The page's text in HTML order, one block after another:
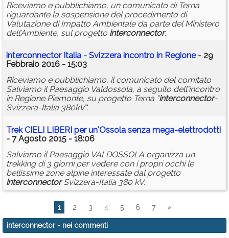
Riceviamo e pubblichiamo, un comunicato di Terna
riguardante la sospensione del procedimento di
Valutazione di Impatto Ambientale da parte del Ministero
dell’Ambiente, sul progetto interconnector.
interconnectorItalia - Svizzera incontro in Regione- 29
Febbraio 2016 - 15:03
Riceviamo e pubblichiamo, il comunicato del comitato
Salviamo il Paesaggio Valdossola, a seguito dell'incontro
in Regione Piemonte, su progetto Terna "interconnector-
Svizzera-Italia 380kV".
Trek CIELI LIBERI per un'Ossola senza mega-elettrodotti
- 7 Agosto 2015 - 18:06
Salviamo il Paesaggio VALDOSSOLA organizza un
trekking di 3 giorni per vedere con i propri occhi le
bellissime zone alpine interessate dal progetto
interconnectorSvizzera-Italia 380 kV.
1 2 3 4 5 6 7 »
interconnector- nei commenti